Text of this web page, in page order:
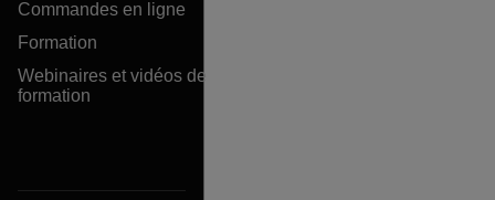
Commandes en ligne
Formation
Webinaires et vidéos de
formation